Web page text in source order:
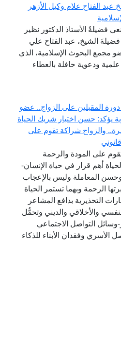
الفتاح علام وكيل الأزهر
فضيلةُ الأستاذ الدكتور نظير
الشيخ، عبد الفتاح علي
مجمع البحوث الإسلامية، الذي
ودعوية حافلة بالعطاء
المقبلين على الزواج.. عضو
يؤكد: حسن اختيار شريك الحياة
والزواج شراكة تقوم على
على المودة والرحمة
أهم قرار في حياة الإنسان-
المعاملة وليس بالإعجاب
الرحمة وبهما تستمر الحياة
التحذيرية بدافع المشاعر
والأخلاقي والديني وتحمُّل
وسائل التواصل الاجتماعي
وفقدان الأبناء للذكاء